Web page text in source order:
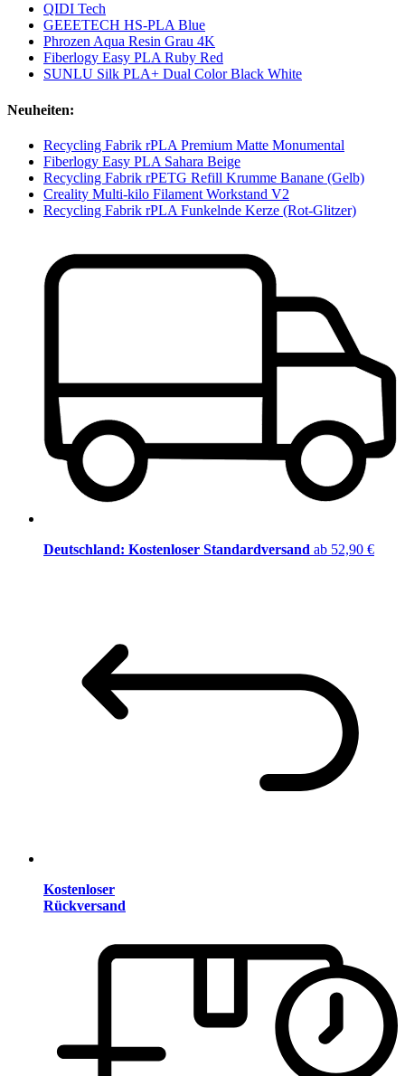
QIDI Tech
GEEETECH HS-PLA Blue
Phrozen Aqua Resin Grau 4K
Fiberlogy Easy PLA Ruby Red
SUNLU Silk PLA+ Dual Color Black White
Neuheiten:
Recycling Fabrik rPLA Premium Matte Monumental
Fiberlogy Easy PLA Sahara Beige
Recycling Fabrik rPETG Refill Krumme Banane (Gelb)
Creality Multi-kilo Filament Workstand V2
Recycling Fabrik rPLA Funkelnde Kerze (Rot-Glitzer)
Deutschland: Kostenloser Standardversand ab 52,90 €
Kostenloser
Rückversand